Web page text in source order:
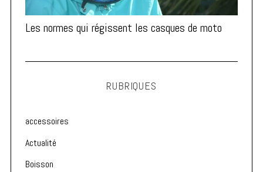
Les normes qui régissent les casques de moto
RUBRIQUES
accessoires
Actualité
Boisson